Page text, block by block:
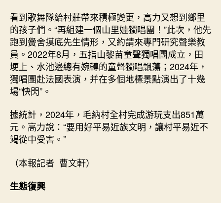
看到歌舞隊給村莊帶來積極變更，高力又想到鄉里
的孩子們。“再組建一個山里娃獨唱團！”此次，他先
跑到黌舍摸底先生情形，又約請來專門研究聲樂教
員。2022年8月，五指山黎苗童聲獨唱團成立，田
埂上、水池邊總有婉轉的童聲獨唱飄蕩；2024年，
獨唱團赴法國表演，并在多個地標景點演出了十幾
場“快閃”。
據統計，2024年，毛納村全村完成游玩支出851萬
元。高力說：“要用好平易近族文明，讓村平易近不
竭從中受害。”
（本報記者 曹文軒）
生態復興